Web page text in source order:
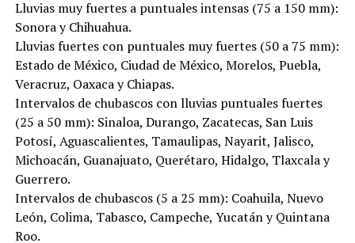
Lluvias muy fuertes a puntuales intensas (75 a 150 mm):
Sonora y Chihuahua.
Lluvias fuertes con puntuales muy fuertes (50 a 75 mm):
Estado de México, Ciudad de México, Morelos, Puebla,
Veracruz, Oaxaca y Chiapas.
Intervalos de chubascos con lluvias puntuales fuertes
(25 a 50 mm): Sinaloa, Durango, Zacatecas, San Luis
Potosí, Aguascalientes, Tamaulipas, Nayarit, Jalisco,
Michoacán, Guanajuato, Querétaro, Hidalgo, Tlaxcala y
Guerrero.
Intervalos de chubascos (5 a 25 mm): Coahuila, Nuevo
León, Colima, Tabasco, Campeche, Yucatán y Quintana
Roo.